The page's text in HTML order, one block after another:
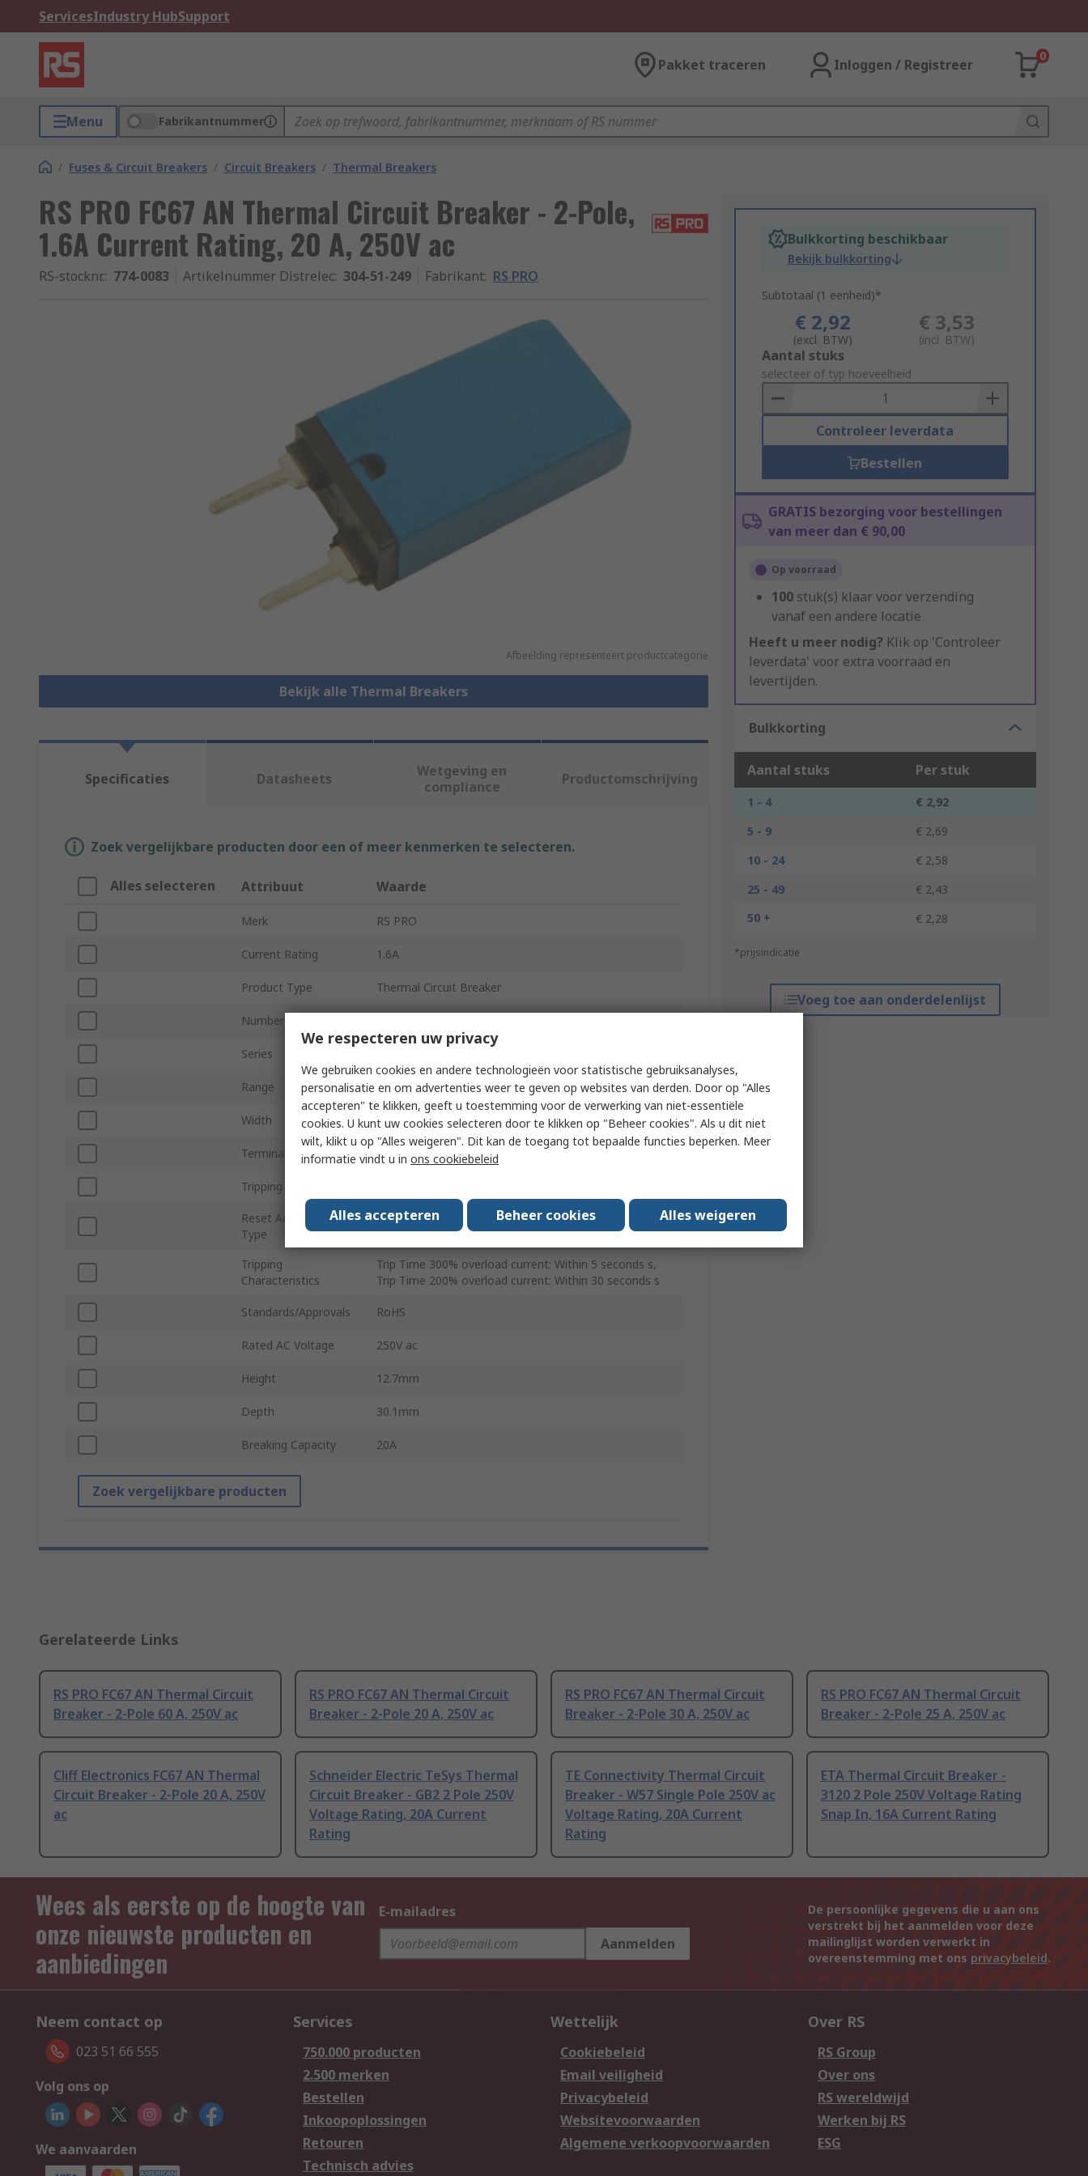
ServicesIndustry HubSupport
Pakket traceren Inloggen / Registreer
0
Menu Fabrikantnummer
/ Fuses & Circuit Breakers / Circuit Breakers / Thermal Breakers
RS PRO FC67 AN Thermal Circuit Breaker - 2-Pole,
1.6A Current Rating, 20 A, 250V ac
RS-stocknr.: 774-0083 Artikelnummer Distrelec: 304-51-249 Fabrikant: RS PRO
Afbeelding representeert productcategorie
Bekijk alle Thermal Breakers
Bulkkorting beschikbaar
Bekijk bulkkorting
Subtotaal (1 eenheid)*
€ 2,92
(excl. BTW)
€ 3,53
(incl. BTW)
Add
to
Basket
Aantal stuks
selecteer of typ hoeveelheid
Controleer leverdata
Bestellen
GRATIS bezorging voor bestellingen
van meer dan € 90,00
Op voorraad
100 stuk(s) klaar voor verzending
vanaf een andere locatie
Heeft u meer nodig? Klik op 'Controleer
leverdata' voor extra voorraad en
levertijden.
Bulkkorting
Aantal stuks Per stuk
1 - 4
€ 2,92
5 - 9
€ 2,69
10 - 24
€ 2,58
25 - 49
€ 2,43
50 +
€ 2,28
*prijsindicatie
Voeg toe aan onderdelenlijst
Specificaties Datasheets
Wetgeving en
compliance
Productomschrijving
Zoek vergelijkbare producten door een of meer kenmerken te selecteren.
Alles selecteren Attribuut Waarde
Merk RS PRO
Current Rating 1.6A
Product Type Thermal Circuit Breaker
Number of Poles
Series
Range FC67
Width 6mm
Terminal Type Blade
Tripping Mechanism
Reset Actuator
Type
Automatic
Tripping
Characteristics
Trip Time 300% overload current: Within 5 seconds s,
Trip Time 200% overload current: Within 30 seconds s
Standards/Approvals RoHS
Rated AC Voltage 250V ac
Height 12.7mm
Depth 30.1mm
Breaking Capacity 20A
Zoek vergelijkbare producten
Gerelateerde Links
RS PRO FC67 AN Thermal Circuit
Breaker - 2-Pole 60 A, 250V ac
RS PRO FC67 AN Thermal Circuit
Breaker - 2-Pole 20 A, 250V ac
RS PRO FC67 AN Thermal Circuit
Breaker - 2-Pole 30 A, 250V ac
RS PRO FC67 AN Thermal Circuit
Breaker - 2-Pole 25 A, 250V ac
Cliff Electronics FC67 AN Thermal
Circuit Breaker - 2-Pole 20 A, 250V
ac
Schneider Electric TeSys Thermal
Circuit Breaker - GB2 2 Pole 250V
Voltage Rating, 20A Current
Rating
TE Connectivity Thermal Circuit
Breaker - W57 Single Pole 250V ac
Voltage Rating, 20A Current
Rating
ETA Thermal Circuit Breaker -
3120 2 Pole 250V Voltage Rating
Snap In, 16A Current Rating
Wees als eerste op de hoogte van
onze nieuwste producten en
aanbiedingen
E-mailadres
Aanmelden
De persoonlijke gegevens die u aan ons
verstrekt bij het aanmelden voor deze
mailinglijst worden verwerkt in
overeenstemming met ons privacybeleid.
Neem contact op
023 51 66 555
Volg ons op
We aanvaarden
Services
750.000 producten
2.500 merken
Bestellen
Inkoopoplossingen
Retouren
Technisch advies
Wettelijk
Cookiebeleid
Email veiligheid
Privacybeleid
Websitevoorwaarden
Algemene verkoopvoorwaarden
Over RS
RS Group
Over ons
RS wereldwijd
Werken bij RS
ESG
We respecteren uw privacy
We gebruiken cookies en andere technologieën voor statistische gebruiksanalyses,
personalisatie en om advertenties weer te geven op websites van derden. Door op "Alles
accepteren" te klikken, geeft u toestemming voor de verwerking van niet-essentiële
cookies. U kunt uw cookies selecteren door te klikken op "Beheer cookies". Als u dit niet
wilt, klikt u op "Alles weigeren". Dit kan de toegang tot bepaalde functies beperken. Meer
informatie vindt u in ons cookiebeleid
Alles accepteren Beheer cookies Alles weigeren